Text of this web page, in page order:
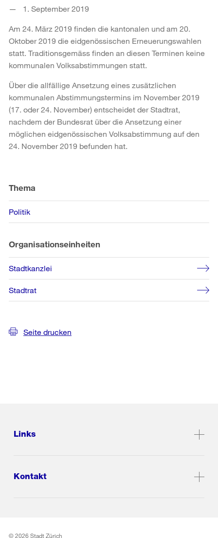
1. September 2019
Am 24. März 2019 finden die kantonalen und am 20.
Oktober 2019 die eidgenössischen Erneuerungswahlen
statt. Traditionsgemäss finden an diesen Terminen keine
kommunalen Volksabstimmungen statt.
Über die allfällige Ansetzung eines zusätzlichen
kommunalen Abstimmungstermins im November 2019
(17. oder 24. November) entscheidet der Stadtrat,
nachdem der Bundesrat über die Ansetzung einer
möglichen eidgenössischen Volksabstimmung auf den
24. November 2019 befunden hat.
Informationen
Thema
Politik
Organisationseinheiten
Stadtkanzlei
Stadtrat
Seite drucken
Links
Kontakt
© 2026 Stadt Zürich